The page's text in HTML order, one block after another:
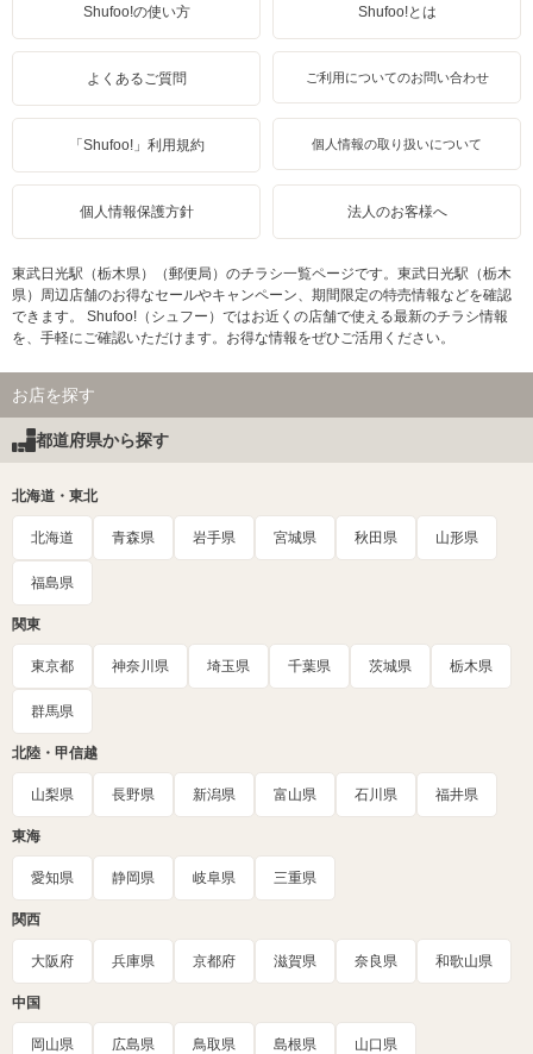
Shufoo!の使い方 Shufoo!とは
よくあるご質問 ご利用についてのお問い合わせ
「Shufoo!」利用規約 個人情報の取り扱いについて
個人情報保護方針 法人のお客様へ
東武日光駅（栃木県）（郵便局）のチラシ一覧ページです。東武日光駅（栃木
県）周辺店舗のお得なセールやキャンペーン、期間限定の特売情報などを確認
できます。 Shufoo!（シュフー）ではお近くの店舗で使える最新のチラシ情報
を、手軽にご確認いただけます。お得な情報をぜひご活用ください。
お店を探す
都道府県から探す
北海道・東北
北海道 青森県 岩手県 宮城県 秋田県 山形県
福島県
関東
東京都 神奈川県 埼玉県 千葉県 茨城県 栃木県
群馬県
北陸・甲信越
山梨県 長野県 新潟県 富山県 石川県 福井県
東海
愛知県 静岡県 岐阜県 三重県
関西
大阪府 兵庫県 京都府 滋賀県 奈良県 和歌山県
中国
岡山県 広島県 鳥取県 島根県 山口県